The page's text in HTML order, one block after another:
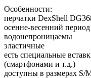
Особенности:
перчатки DexShell
осенне-весенний период
водонепроницаемы
эластичные
есть специальные
(смартфонами и т.д.)
доступны в размерах S/